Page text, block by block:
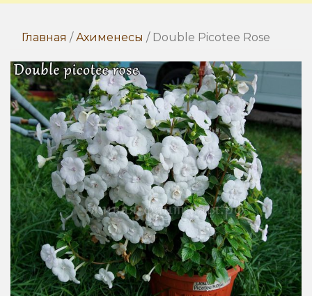
Главная / Ахименесы / Double Picotee Rose